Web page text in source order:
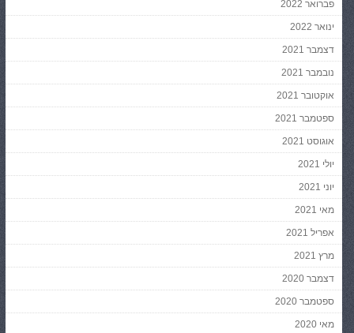
פברואר 2022
ינואר 2022
דצמבר 2021
נובמבר 2021
אוקטובר 2021
ספטמבר 2021
אוגוסט 2021
יולי 2021
יוני 2021
מאי 2021
אפריל 2021
מרץ 2021
דצמבר 2020
ספטמבר 2020
מאי 2020